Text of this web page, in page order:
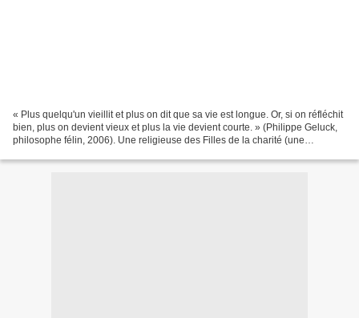
« Plus quelqu'un vieillit et plus on dit que sa vie est longue. Or, si on réfléchit
bien, plus on devient vieux et plus la vie devient courte. » (Philippe Geluck,
philosophe félin, 2006). Une religieuse des Filles de la charité (une